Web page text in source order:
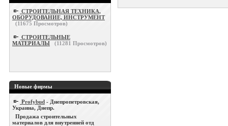
СТРОИТЕЛЬНАЯ ТЕХНИКА,
ОБОРУДОВАНИЕ, ИНСТРУМЕНТ
(11675 Просмотров)
СТРОИТЕЛЬНЫЕ
МАТЕРИАЛЫ
(11281 Просмотров)
Новые фирмы
Profybud - Днепропетровская,
Украина, Днепр.
Продажа строительных
материалов для внутренней отд